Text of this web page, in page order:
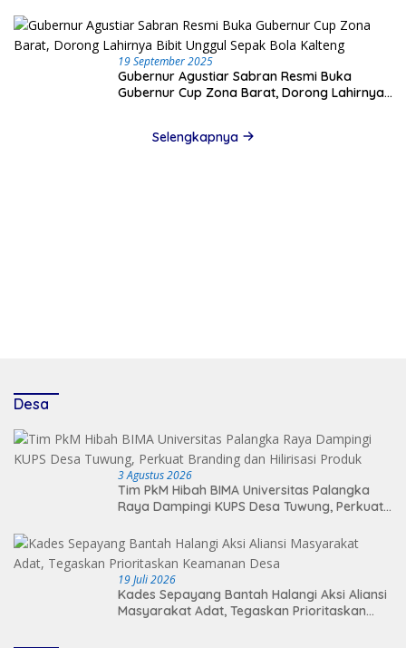
19 September 2025
Gubernur Agustiar Sabran Resmi Buka
Gubernur Cup Zona Barat, Dorong Lahirnya
Selengkapnya
Desa
3 Agustus 2026
Tim PkM Hibah BIMA Universitas Palangka
Raya Dampingi KUPS Desa Tuwung, Perkuat
19 Juli 2026
Kades Sepayang Bantah Halangi Aksi Aliansi
Masyarakat Adat, Tegaskan Prioritaskan